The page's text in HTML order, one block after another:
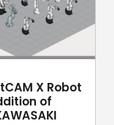
SprutCAM